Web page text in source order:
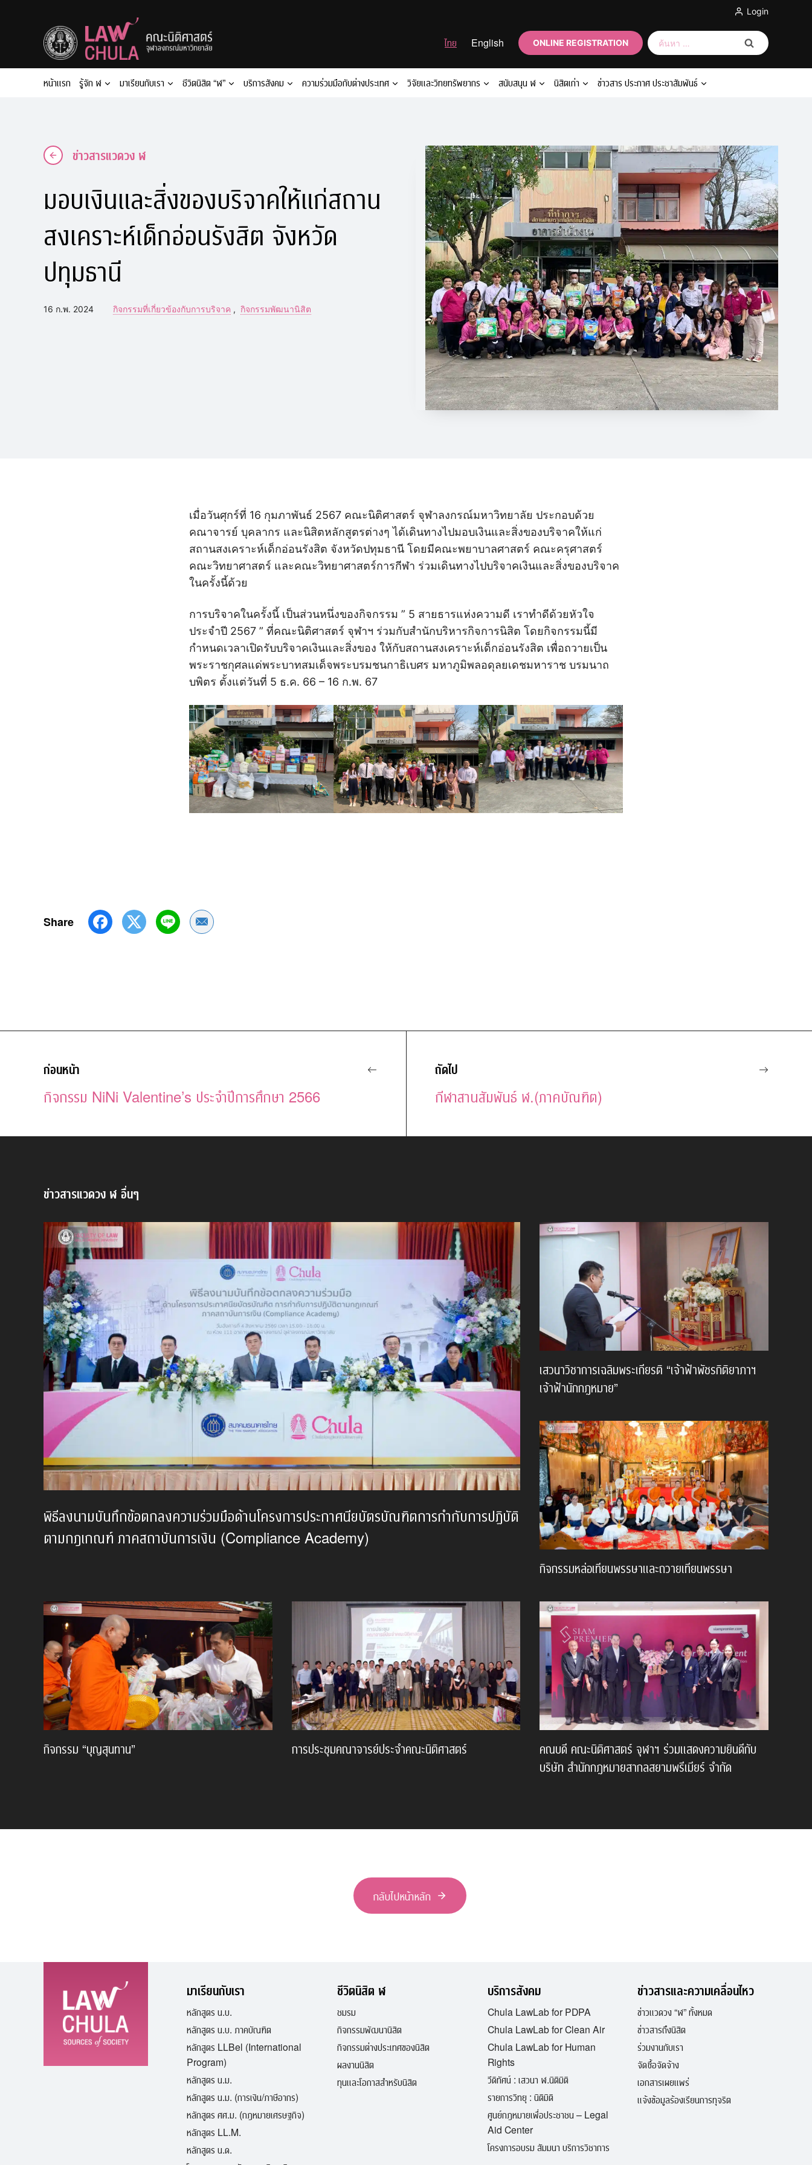
Login
ไทย English ONLINE REGISTRATION
ค้นหา
สำหรับ:
หน้าแรก รู้จัก ฬ มาเรียนกับเรา ชีวิตนิสิต “ฬ” บริการสังคม ความร่วมมือกับต่างประเทศ วิจัยและวิทยทรัพยากร สนับสนุน ฬ นิสิตเก่า ข่าวสาร ประกาศ ประชาสัมพันธ์
ข่าวสารแวดวง ฬ
มอบเงินและสิ่งของบริจาคให้แก่สถาน
สงเคราะห์เด็กอ่อนรังสิต จังหวัด
ปทุมธานี
16 ก.พ. 2024 กิจกรรมที่เกี่ยวข้องกับการบริจาค กิจกรรมพัฒนานิสิต
เมื่อวันศุกร์ที่ 16 กุมภาพันธ์ 2567 คณะนิติศาสตร์ จุฬาลงกรณ์มหาวิทยาลัย ประกอบด้วย
คณาจารย์ บุคลากร และนิสิตหลักสูตรต่างๆ ได้เดินทางไปมอบเงินและสิ่งของบริจาคให้แก่
สถานสงเคราะห์เด็กอ่อนรังสิต จังหวัดปทุมธานี โดยมีคณะพยาบาลศาสตร์ คณะครุศาสตร์
คณะวิทยาศาสตร์ และคณะวิทยาศาสตร์การกีฬา ร่วมเดินทางไปบริจาคเงินและสิ่งของบริจาค
ในครั้งนี้ด้วย
การบริจาคในครั้งนี้ เป็นส่วนหนึ่งของกิจกรรม ” 5 สายธารแห่งความดี เราทำดีด้วยหัวใจ
ประจำปี 2567 ” ที่คณะนิติศาสตร์ จุฬาฯ ร่วมกับสำนักบริหารกิจการนิสิต โดยกิจกรรมนี้มี
กำหนดเวลาเปิดรับบริจาคเงินและสิ่งของ ให้กับสถานสงเคราะห์เด็กอ่อนรังสิต เพื่อถวายเป็น
พระราชกุศลแด่พระบาทสมเด็จพระบรมชนกาธิเบศร มหาภูมิพลอดุลยเดชมหาราช บรมนาถ
บพิตร ตั้งแต่วันที่ 5 ธ.ค. 66 – 16 ก.พ. 67
Share Share by Email
ก่อนหน้า
กิจกรรม NiNi Valentine’s ประจำปีการศึกษา 2566
ถัดไป
กีฬาสานสัมพันธ์ ฬ.(ภาคบัณฑิต)
ข่าวสารแวดวง ฬ อื่นๆ
พิธีลงนามบันทึกข้อตกลงความร่วมมือด้านโครงการประกาศนียบัตรบัณฑิตการกำกับการปฏิบัติ
ตามกฎเกณฑ์ ภาคสถาบันการเงิน (Compliance Academy)
เสวนาวิชาการเฉลิมพระเกียรติ “เจ้าฟ้าพัชรกิติยาภาฯ
เจ้าฟ้านักกฎหมาย”
กิจกรรมหล่อเทียนพรรษาและถวายเทียนพรรษา
กิจกรรม “บุญสุนทาน” การประชุมคณาจารย์ประจำคณะนิติศาสตร์
คณบดี คณะนิติศาสตร์ จุฬาฯ ร่วมแสดงความยินดีกับ
บริษัท สำนักกฎหมายสากลสยามพรีเมียร์ จำกัด
กลับไปหน้าหลัก
มาเรียนกับเรา
หลักสูตร น.บ.
หลักสูตร น.บ. ภาคบัณฑิต
หลักสูตร LLBel (International
Program)
หลักสูตร น.ม.
หลักสูตร น.ม. (การเงิน/ภาษีอากร)
หลักสูตร ศศ.ม. (กฎหมายเศรษฐกิจ)
หลักสูตร LL.M.
หลักสูตร น.ด.
ชีวิตนิสิต ฬ
ชมรม
กิจกรรมพัฒนานิสิต
กิจกรรมต่างประเทศของนิสิต
ผลงานนิสิต
ทุนและโอกาสสำหรับนิสิต
บริการสังคม
Chula LawLab for PDPA
Chula LawLab for Clean Air
Chula LawLab for Human
Rights
วีดิทัศน์ : เสวนา ฬ.นิติมิติ
รายการวิทยุ : นิติมิติ
ศูนย์กฎหมายเพื่อประชาชน – Legal
Aid Center
โครงการอบรม สัมมนา บริการวิชาการ
ข่าวสารและความเคลื่อนไหว
ข่าวแวดวง “ฬ” ทั้งหมด
ข่าวสารถึงนิสิต
ร่วมงานกับเรา
จัดซื้อจัดจ้าง
เอกสารเผยแพร่
แจ้งข้อมูลร้องเรียนการทุจริต